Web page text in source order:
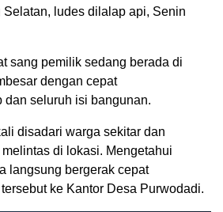
Selatan, ludes dilalap api, Senin
sang pemilik sedang berada di
dengan cepat
dan seluruh isi bangunan.
disadari warga sekitar dan
di lokasi. Mengetahui
langsung bergerak cepat
ke Kantor Desa Purwodadi.